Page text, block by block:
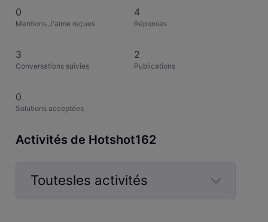
0
Mentions J'aime reçues
4
Réponses
3
Conversations suivies
2
Publications
0
Solutions acceptées
Activités de Hotshot162
Toutesles activités